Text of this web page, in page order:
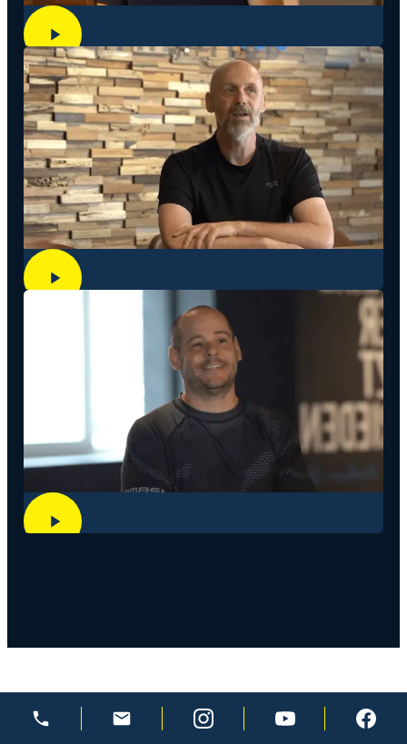
Jonas
Fritz
Benni
Krav Maga Stuttgart: